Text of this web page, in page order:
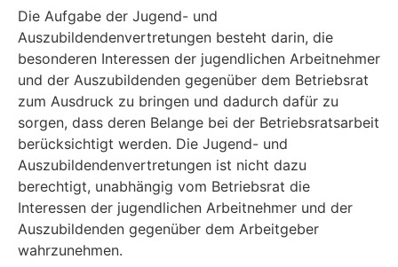
Die Aufgabe der Jugend- und
Auszubildendenvertretungen besteht darin, die
besonderen Interessen der jugendlichen Arbeitnehmer
und der Auszubildenden gegenüber dem Betriebsrat
zum Ausdruck zu bringen und dadurch dafür zu
sorgen, dass deren Belange bei der Betriebsratsarbeit
berücksichtigt werden. Die Jugend- und
Auszubildendenvertretungen ist nicht dazu
berechtigt, unabhängig vom Betriebsrat die
Interessen der jugendlichen Arbeitnehmer und der
Auszubildenden gegenüber dem Arbeitgeber
wahrzunehmen.